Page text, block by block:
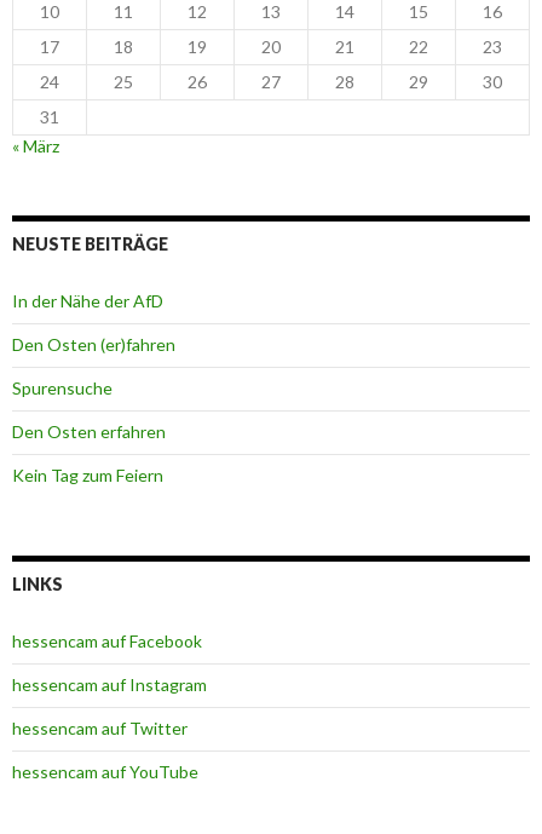
10
11 12 13 14 15
16
17
18 19 20 21 22
23
24
25 26 27 28 29
30
31
« März
NEUSTE BEITRÄGE
In der Nähe der AfD
Den Osten (er)fahren
Spurensuche
Den Osten erfahren
Kein Tag zum Feiern
LINKS
hessencam auf Facebook
hessencam auf Instagram
hessencam auf Twitter
hessencam auf YouTube